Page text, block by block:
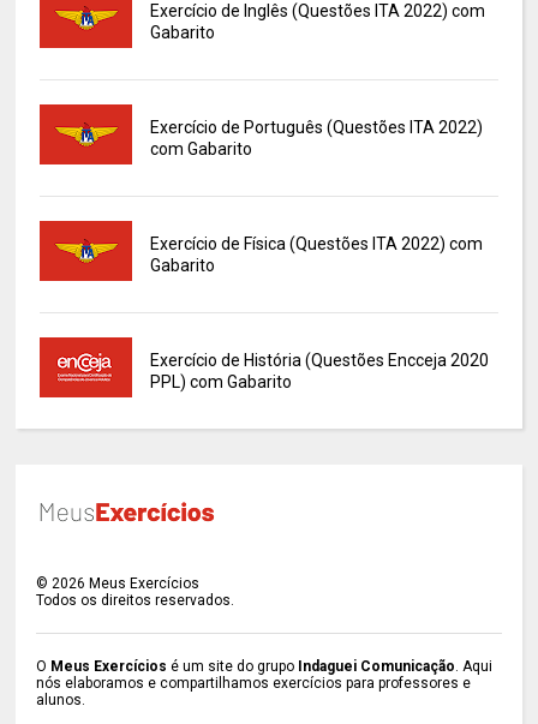
Exercício de Inglês (Questões ITA 2022) com
Gabarito
Exercício de Português (Questões ITA 2022)
com Gabarito
Exercício de Física (Questões ITA 2022) com
Gabarito
Exercício de História (Questões Encceja 2020
PPL) com Gabarito
©2026 Meus Exercícios
Todos os direitos reservados.
O Meus Exercícios é um site do grupo Indaguei Comunicação. Aqui
nós elaboramos e compartilhamos exercícios para professores e
alunos.